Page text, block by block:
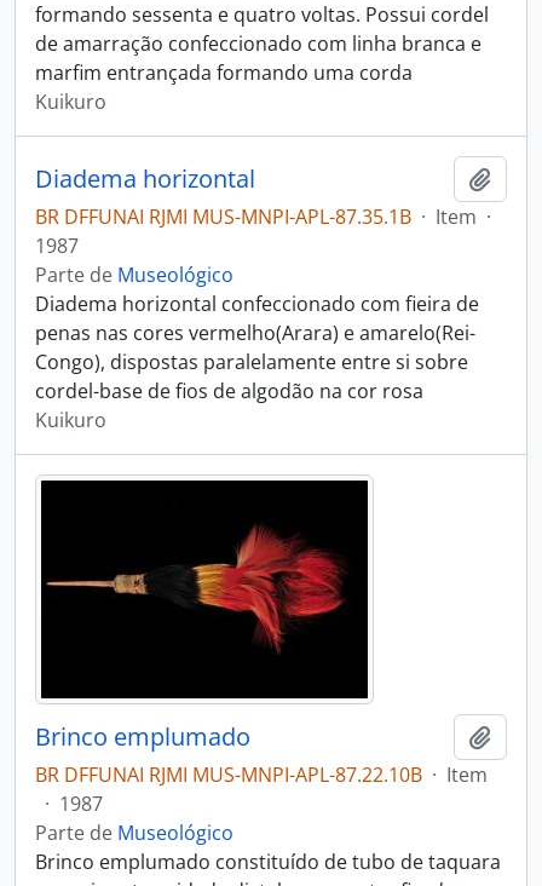
formando sessenta e quatro voltas. Possui cordel
de amarração confeccionado com linha branca e
marfim entrançada formando uma corda
Kuikuro
Diadema horizontal
BR DFFUNAI RJMI MUS-MNPI-APL-87.35.1B · Item ·
1987
Parte de Museológico
Diadema horizontal confeccionado com fieira de
penas nas cores vermelho(Arara) e amarelo(Rei-
Congo), dispostas paralelamente entre si sobre
cordel-base de fios de algodão na cor rosa
Kuikuro
Brinco emplumado
BR DFFUNAI RJMI MUS-MNPI-APL-87.22.10B · Item
· 1987
Parte de Museológico
Brinco emplumado constituído de tubo de taquara